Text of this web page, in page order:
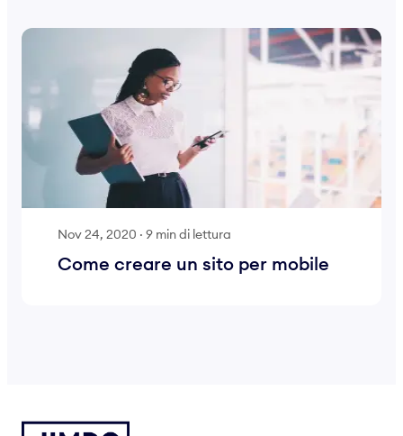
Nov 24, 2020 · 9 min di lettura
Come creare un sito per mobile